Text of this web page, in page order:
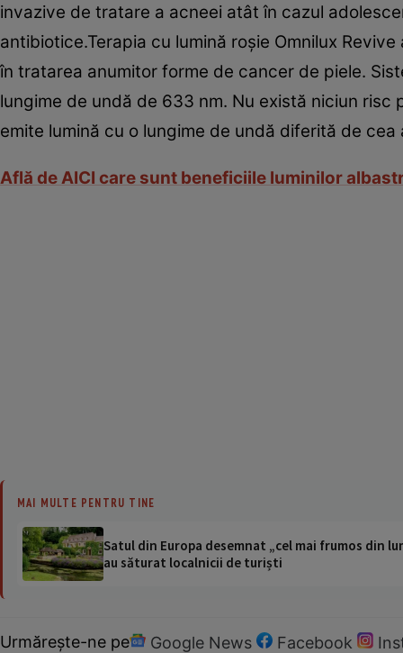
invazive de tratare a acneei atât în cazul
antibiotice.Terapia cu lumină roşie Omnilux
în tratarea anumitor forme de cancer de piele.
lungime de undă de 633 nm. Nu există niciun
emite lumină cu o lungime de undă diferită de
Află de AICI care sunt beneficiile luminilor
MAI MULTE PENTRU TINE
Satul din Europa desemnat „cel mai frumos din
au săturat localnicii de turiști
Urmărește-ne pe Google News Facebook